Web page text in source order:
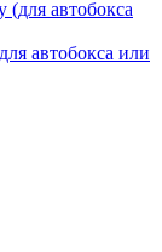
автобокса или